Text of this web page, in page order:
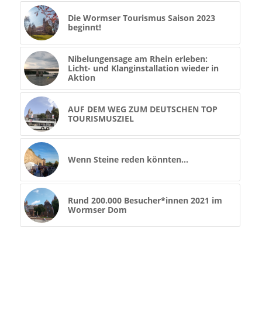
Die Wormser Tourismus Saison 2023
beginnt!
Nibelungensage am Rhein erleben:
Licht- und Klanginstallation wieder in
Aktion
AUF DEM WEG ZUM DEUTSCHEN TOP
TOURISMUSZIEL
Wenn Steine reden könnten…
Rund 200.000 Besucher*innen 2021 im
Wormser Dom